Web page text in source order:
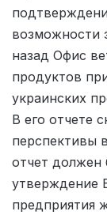
возможности
назад Офис
продуктов
украинских
В его отчете
перспективы
отчет должен
утверждение
предприятия